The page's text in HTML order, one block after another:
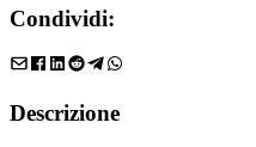
Condividi:
Descrizione